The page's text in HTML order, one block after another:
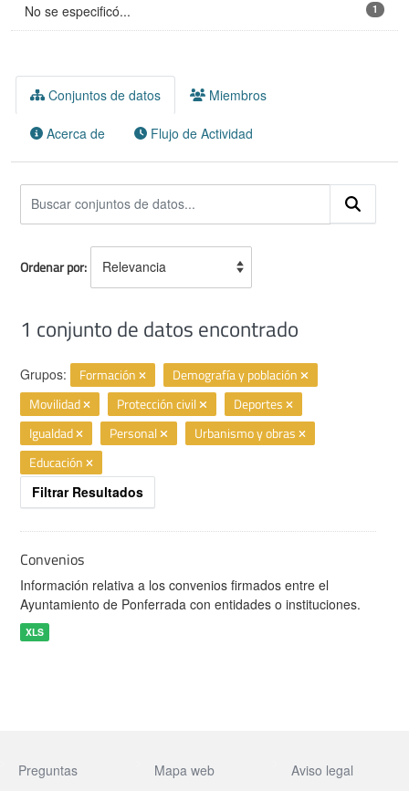
No se especificó... 1
Conjuntos de datos Miembros
Acerca de Flujo de Actividad
Ordenar por
1 conjunto de datos encontrado
Grupos: Formación
Demografía y población
Movilidad
Protección civil
Deportes
Igualdad
Personal
Urbanismo y obras
Educación
Filtrar Resultados
Convenios
Información relativa a los convenios firmados entre el
Ayuntamiento de Ponferrada con entidades o instituciones.
XLS
Preguntas
Mapa web Aviso legal